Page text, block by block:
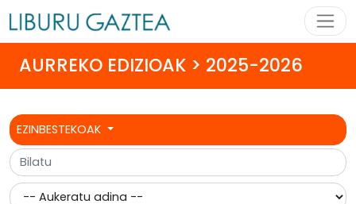
AURREKO EDIZIOAK > 2025-2026
EZINBESTEKOAK